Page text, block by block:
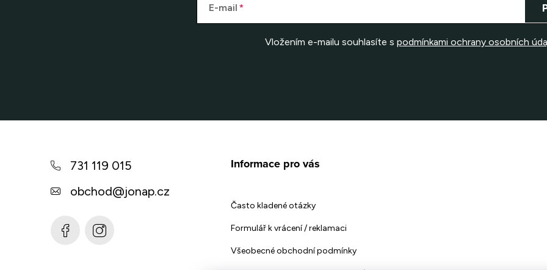
E-mail
Vložením e-mailu souhlasíte s podmínkami ochrany osobních
731 119 015
obchod@jonap.cz
Informace pro vás
Často kladené otázky
Formulář k vrácení / reklamaci
Všeobecné obchodní podmínky